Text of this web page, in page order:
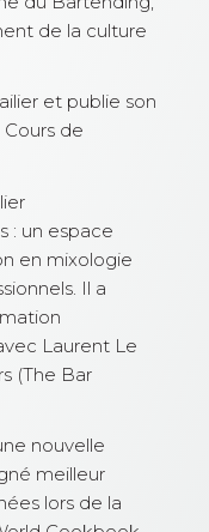
de la culture
et publie son
de
atelier
: un espace
en mixologie
Il a
Laurent Le
(The Bar
nouvelle
meilleur
lors de la